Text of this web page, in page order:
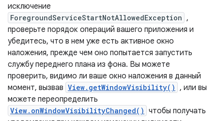
исключение
ForegroundServiceStartNotAllowedException ,
проверьте порядок операций вашего приложения и
убедитесь, что в нем уже есть активное окно
наложения, прежде чем оно попытается запустить
службу переднего плана из фона. Вы можете
проверить, видимо ли ваше окно наложения в данный
момент, вызвав View.getWindowVisibility() , или вы
можете переопределить
View.onWindowVisibilityChanged() чтобы получать